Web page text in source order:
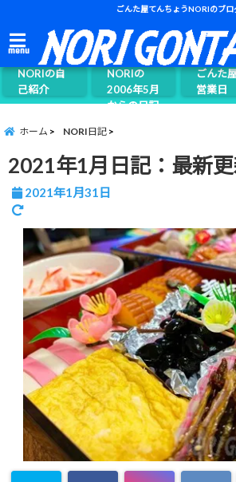
ごんた屋てんちょうNORIのブロ
menu
NORIの自
己紹介
ごんた屋て
んちょう
NORIの
2006年5月
からの日記
ごんた
営業日
ホーム NORI日記
2021年1月日記：最新
2021年1月31日